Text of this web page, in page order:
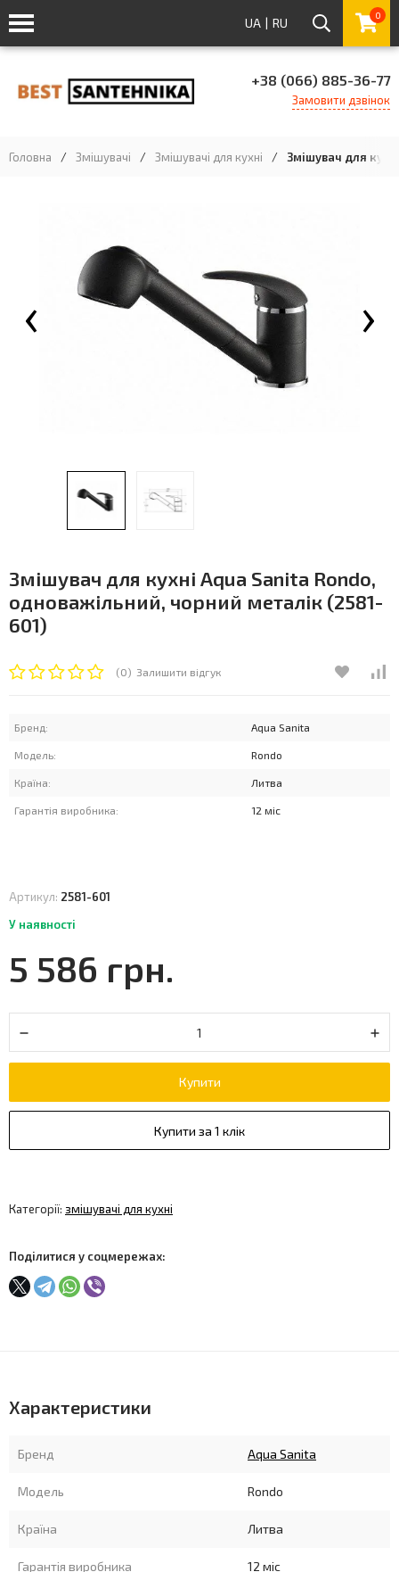
UA | RU 0
+38 (066) 885-36-77
Замовити дзвінок
Головна / Змішувачі / Змішувачі для кухні / Змішувач для
‹ ›
Змішувач для кухні Aqua Sanita Rondo,
одноважільний, чорний металік (2581-
601)
(0) Залишити відгук
Бренд: Aqua Sanita
Модель: Rondo
Країна: Литва
Гарантія виробника: 12 міс
Артикул: 2581-601
У наявності
5 586 грн.
Купити
Купити за 1 клік
Категорії: змішувачі для кухні
Поділитися у соцмережах:
Характеристики
Бренд Aqua Sanita
Модель Rondo
Країна Литва
Гарантія виробника 12 міс